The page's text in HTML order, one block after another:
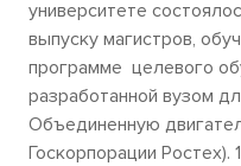
университете
выпуску магистров,
программе целевого
разработанной вузом
Объединенную
Госкорпорации